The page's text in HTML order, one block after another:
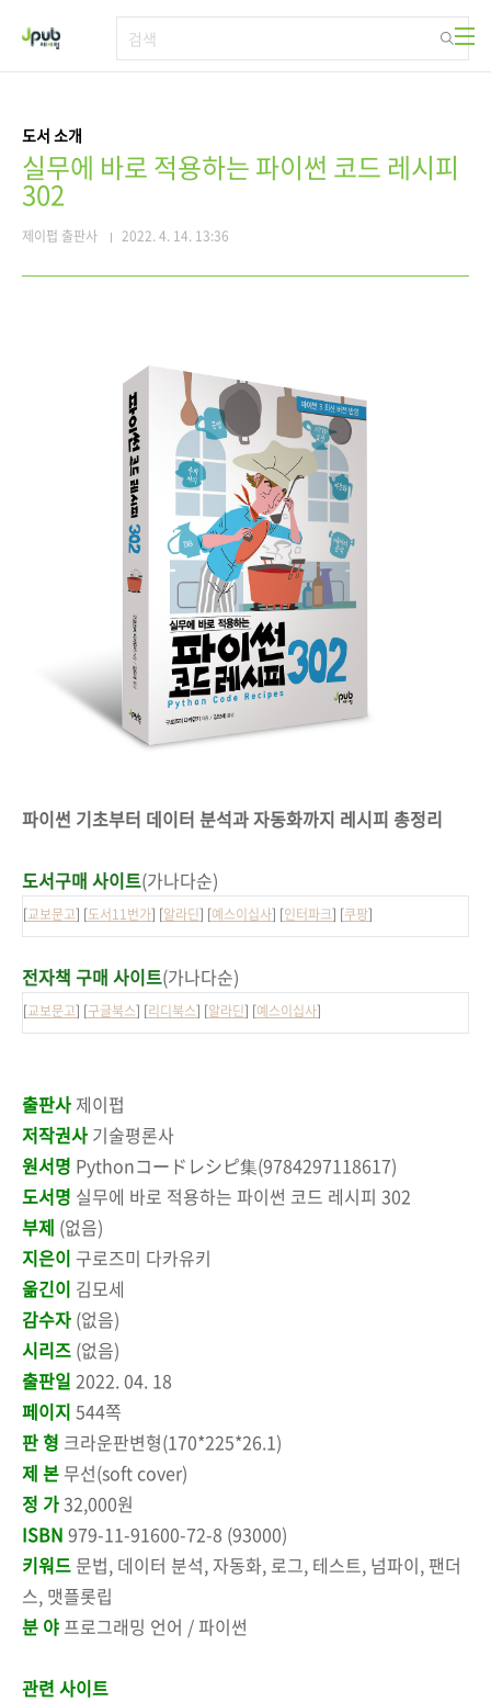
도서 소개
실무에 바로 적용하는 파이썬 코드 레시피
302
제이펍 출판사 2022. 4. 14. 13:36
파이썬 기초부터 데이터 분석과 자동화까지 레시피 총정리
도서구매 사이트(가나다순)
[교보문고] [도서11번가] [알라딘] [예스이십사] [인터파크] [쿠팡]
전자책 구매 사이트(가나다순)
[교보문고] [구글북스] [리디북스] [알라딘] [예스이십사]
출판사 제이펍
저작권사 기술평론사
원서명 Pythonコードレシピ集(9784297118617)
도서명 실무에 바로 적용하는 파이썬 코드 레시피 302
부제 (없음)
지은이 구로즈미 다카유키
옮긴이 김모세
감수자 (없음)
시리즈 (없음)
출판일 2022. 04. 18
페이지 544쪽
판 형 크라운판변형(170*225*26.1)
제 본 무선(soft cover)
정 가32,000원
ISBN 979-11-91600-72-8 (93000)
키워드 문법, 데이터 분석, 자동화, 로그, 테스트, 넘파이, 팬더
스, 맷플롯립
분 야 프로그래밍 언어 / 파이썬
관련 사이트